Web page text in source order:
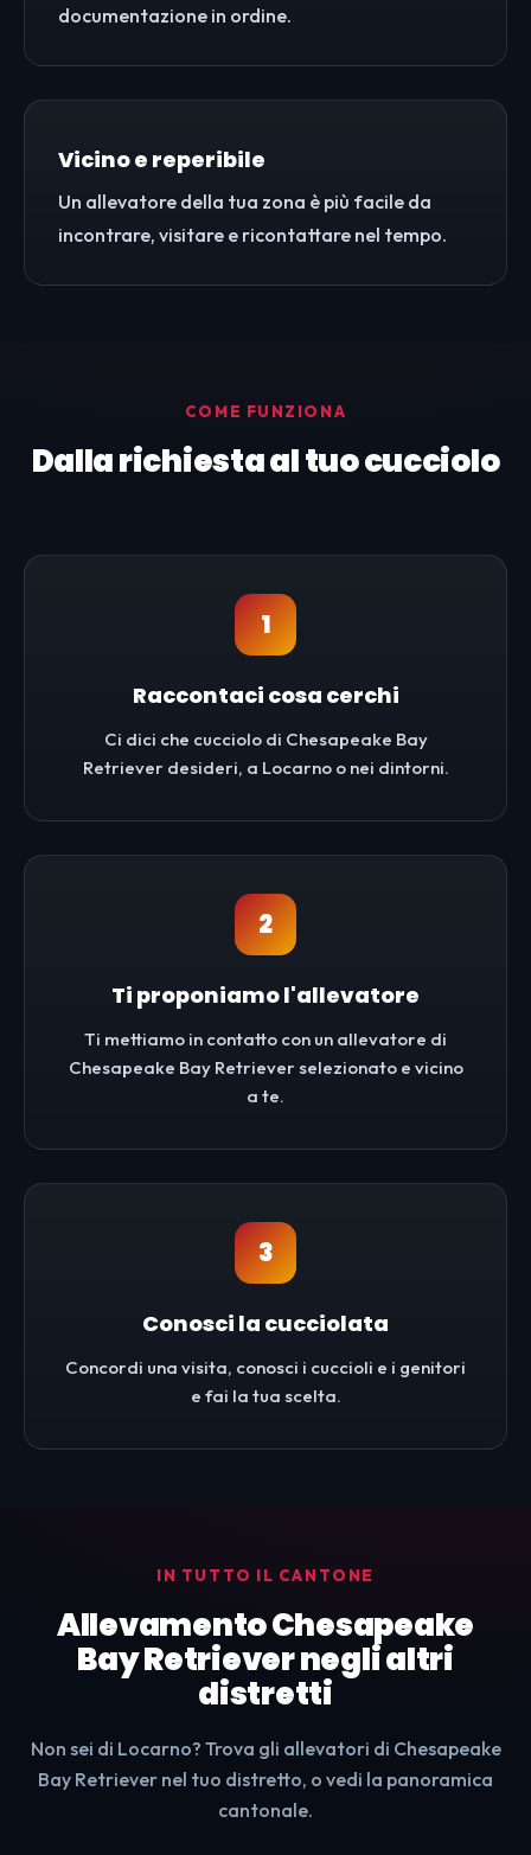
documentazione in ordine.
Vicino e reperibile
Un allevatore della tua zona è più facile da
incontrare, visitare e ricontattare nel tempo.
COME FUNZIONA
Dalla richiesta al tuo cucciolo
1
Raccontaci cosa cerchi
Ci dici che cucciolo di Chesapeake Bay
Retriever desideri, a Locarno o nei dintorni.
2
Ti proponiamo l'allevatore
Ti mettiamo in contatto con un allevatore di
Chesapeake Bay Retriever selezionato e vicino
a te.
3
Conosci la cucciolata
Concordi una visita, conosci i cuccioli e i genitori
e fai la tua scelta.
IN TUTTO IL CANTONE
Allevamento Chesapeake
Bay Retriever negli altri
distretti
Non sei di Locarno? Trova gli allevatori di Chesapeake
Bay Retriever nel tuo distretto, o vedi la panoramica
cantonale.